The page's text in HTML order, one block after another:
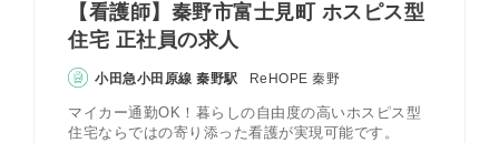
【看護師】秦野市富士見町 ホスピス型
住宅 正社員の求人
小田急小田原線 秦野駅 ReHOPE 秦野
マイカー通勤OK！暮らしの自由度の高いホスピス型
住宅ならではの寄り添った看護が実現可能です。